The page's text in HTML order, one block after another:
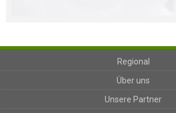
Regional
Über uns
Unsere Partner